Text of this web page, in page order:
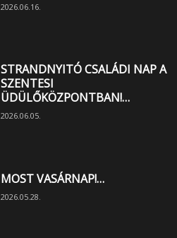
2026.06.16.
STRANDNYITÓ CSALÁDI NAP A
SZENTESI
ÜDÜLŐKÖZPONTBAN!…
2026.06.05.
MOST VASÁRNAP!…
2026.05.28.